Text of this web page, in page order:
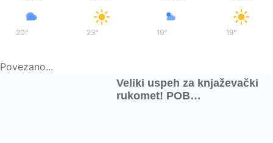
20° 23°/ 19° 19°
Povezano...
Veliki uspeh za knjaževački
rukomet! POB…